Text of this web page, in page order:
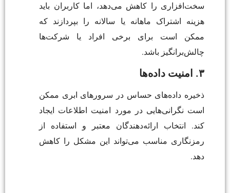
سخت‌افزاری را کاهش می‌دهد، اما کاربران باید
هزینه اشتراک ماهانه یا سالانه را بپردازند که
ممکن است برای برخی افراد یا شرکت‌ها
چالش‌برانگیز باشد.
۳. امنیت داده‌ها
ذخیره داده‌های حساس در سرورهای ابری ممکن
است نگرانی‌هایی در مورد امنیت اطلاعات ایجاد
کند. انتخاب ارائه‌دهندگان معتبر و استفاده از
رمزنگاری مناسب می‌تواند این مشکل را کاهش
دهد.